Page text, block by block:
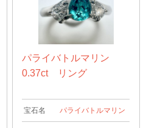
パライバトルマリン
0.37ct リング
宝石名 パライバトルマリン